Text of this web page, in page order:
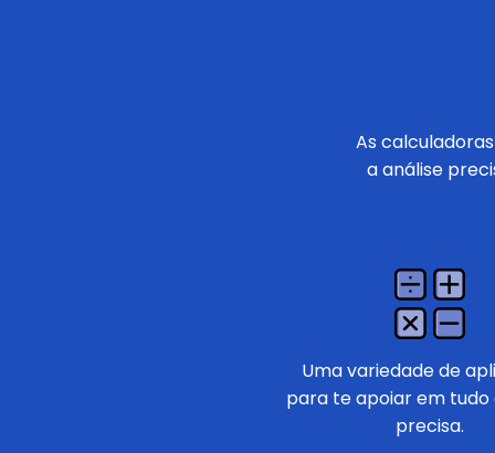
As
a análise
Uma variedade de
para te apoiar em tudo
precisa.